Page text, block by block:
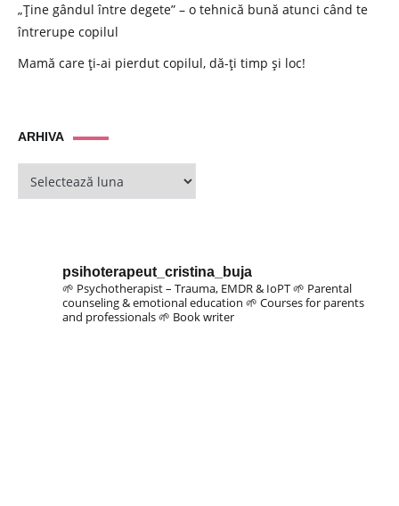
„Ține gândul între degete” – o tehnică bună atunci când te
întrerupe copilul
Mamă care ți-ai pierdut copilul, dă-ți timp și loc!
ARHIVAARHIVA
psihoterapeut_cristina_buja
🌱 Psychotherapist – Trauma, EMDR & IoPT🌱 Parental
counseling & emotional education 🌱 Courses for parents
and professionals🌱 Book writer